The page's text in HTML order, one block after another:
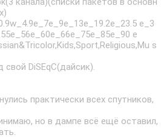
e_3
е
s
DiSEqC(дайсик).
практически всех спутников,
но в дампе всё ещё оставил,